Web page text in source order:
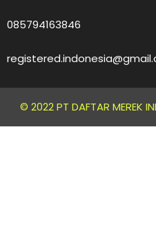
085794163846
© 2022 PT DAFTAR MEREK